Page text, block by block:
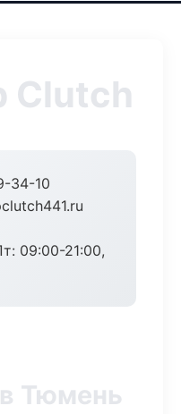
Clutch
34-10
09:00-21:00,
Тюмень